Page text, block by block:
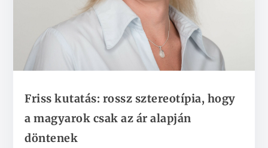
Friss kutatás: rossz sztereotípia, hogy
a magyarok csak az ár alapján
döntenek